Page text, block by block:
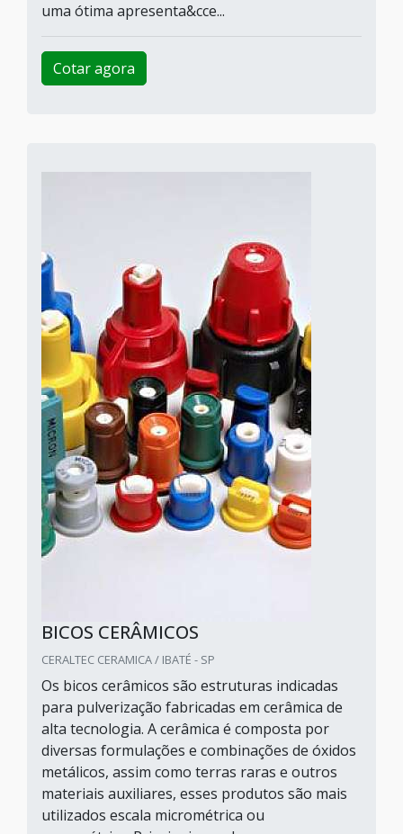
uma ótima apresenta&cce...
Cotar agora
BICOS CERÂMICOS
CERALTEC CERAMICA / IBATÉ - SP
Os bicos cerâmicos são estruturas indicadas
para pulverização fabricadas em cerâmica de
alta tecnologia. A cerâmica é composta por
diversas formulações e combinações de óxidos
metálicos, assim como terras raras e outros
materiais auxiliares, esses produtos são mais
utilizados escala micrométrica ou